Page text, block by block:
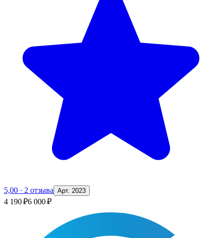
5,00 · 2 отзыва Арт. 2023
4 190 ₽6 000 ₽